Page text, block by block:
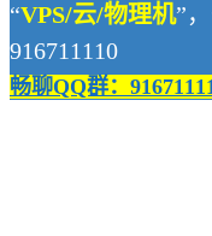
“VPS/云/物理机”
916711110
畅聊QQ群：